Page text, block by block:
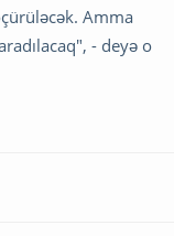
Amma
- deyə o